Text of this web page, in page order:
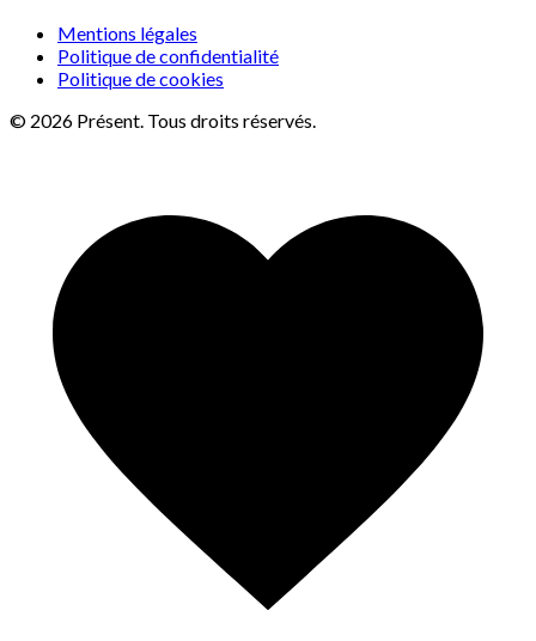
Mentions légales
Politique de confidentialité
Politique de cookies
© 2026 Présent. Tous droits réservés.